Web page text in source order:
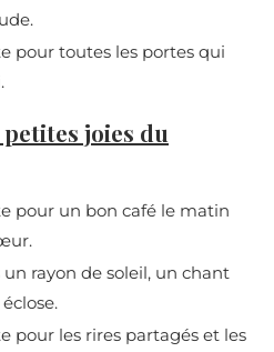
pour toutes les portes qui
joies du
pour un bon café le matin
rayon de soleil, un chant
pour les rires partagés et les